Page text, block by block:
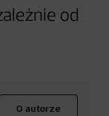
od
O autorze